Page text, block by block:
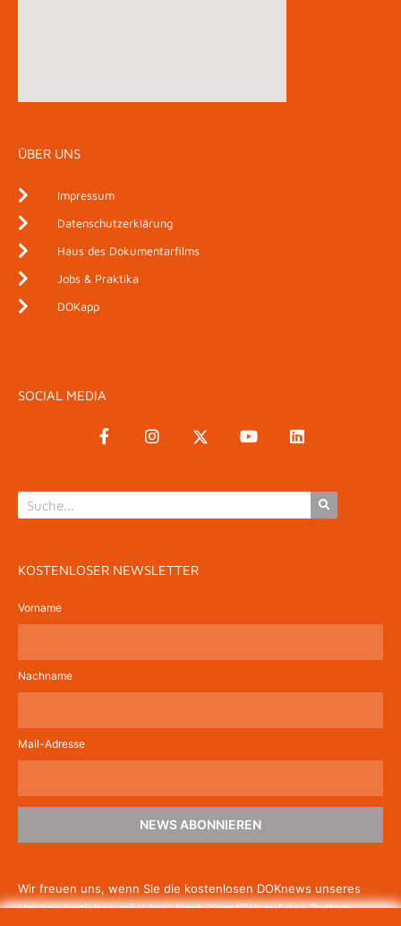
ÜBER UNS
Impressum
Datenschutzerklärung
Haus des Dokumentarfilms
Jobs & Praktika
DOKapp
SOCIAL MEDIA
KOSTENLOSER NEWSLETTER
Vorname
Nachname
Mail-Adresse
NEWS ABONNIEREN
Wir freuen uns, wenn Sie die kostenlosen DOKnews unseres
Hauses beziehen möchten! Nach dem Klick auf den Button